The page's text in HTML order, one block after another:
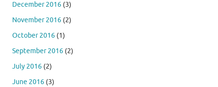
December 2016 (3)
November 2016 (2)
October 2016 (1)
September 2016 (2)
July 2016 (2)
June 2016 (3)